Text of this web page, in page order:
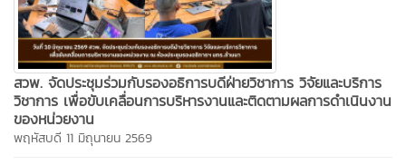
สวพ. จัดประชุมร่วมกับรองอธิการบดีฝ่ายวิชาการ วิจัยและบริการ
วิชาการ เพื่อขับเคลื่อนการบริหารงานและติดตามผลการดำเนินงาน
ของหน่วยงาน
พฤหัสบดี 11 มิถุนายน 2569